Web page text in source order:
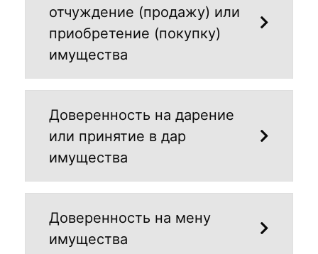
отчуждение (продажу) или
приобретение (покупку)
имущества
Доверенность на дарение
или принятие в дар
имущества
Доверенность на мену
имущества